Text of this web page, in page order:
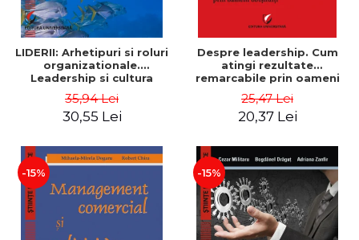
LIDERII: Arhetipuri si roluri
organizationale.
Leadership si cultura
Dumitrascu
35,94 Lei
30,55 Lei
Despre leadership. Cum
atingi rezultate
remarcabile prin oameni
25,47 Lei
20,37 Lei
-15% -15%